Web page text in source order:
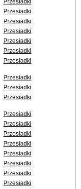
Przesiadki
Przesiadki
Przesiadki
Przesiadki
Przesiadki
Przesiadki
Przesiadki
Przesiadki
Przesiadki
Przesiadki
Przesiadki
Przesiadki
Przesiadki
Przesiadki
Przesiadki
Przesiadki
Przesiadki
Przesiadki